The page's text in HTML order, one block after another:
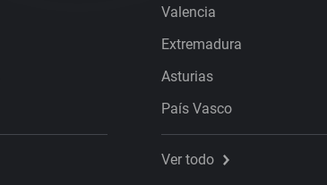
Valencia
Extremadura
Asturias
País Vasco
Ver todo